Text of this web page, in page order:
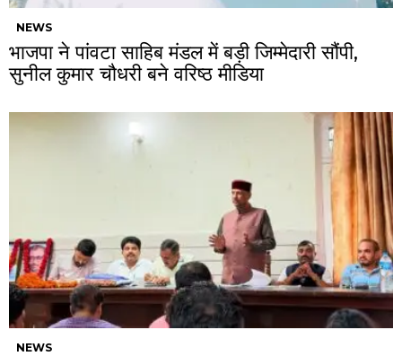
NEWS
भाजपा ने पांवटा साहिब मंडल में बड़ी जिम्मेदारी सौंपी,
सुनील कुमार चौधरी बने वरिष्ठ मीडिया
NEWS